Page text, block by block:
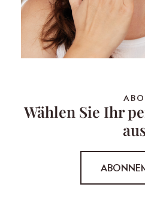
ABO
Wählen Sie Ihr